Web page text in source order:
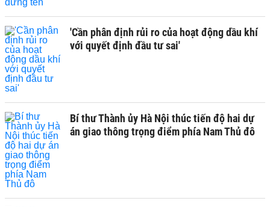
'Cần phân định rủi ro của hoạt động dầu khí
với quyết định đầu tư sai'
Bí thư Thành ủy Hà Nội thúc tiến độ hai dự
án giao thông trọng điểm phía Nam Thủ đô